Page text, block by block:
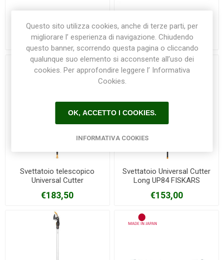
700 T GARDENA
€67,30
telescopica orientabile 715
ARCHMAN
€63,50
Svettatoio telescopico
Universal Cutter
FISKARS
€183,50
Svettatoio Universal Cutter
Long UP84 FISKARS
€153,00
Questo sito utilizza cookies, anche di terze parti, per
migliorare l’ esperienza di navigazione. Chiudendo
questo banner, scorrendo questa pagina o cliccando
qualunque suo elemento si acconsente all’uso dei
cookies. Per approfondire leggere l’ Informativa
Cookies.
OK, ACCETTO I COOKIES.
INFORMATIVA COOKIES